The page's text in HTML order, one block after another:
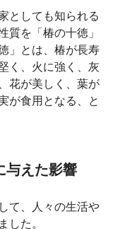
としても知られる
質を「椿の十徳」
」とは、椿が長寿
く、火に強く、灰
花が美しく、葉が
が食用となる、と
与えた影響
て、人々の生活や
した。